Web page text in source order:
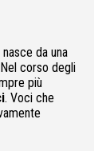
da una
corso degli
più
. Voci che